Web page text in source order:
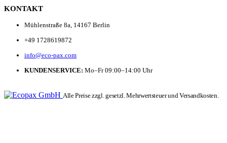
KONTAKT
Mühlenstraße 8a, 14167 Berlin
+49 1728619872
info@eco-pax.com
KUNDENSERVICE: Mo–Fr 09:00–14:00 Uhr
Alle Preise zzgl. gesetzl. Mehrwertsteuer und Versandkosten.